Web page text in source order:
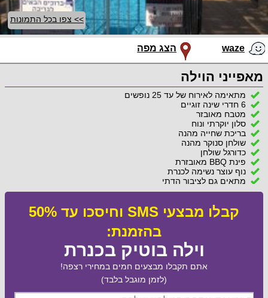
>> צפו בכל התמונות
waze הצג מפה
מאפייני הוילה
מתאימה לאירוח של עד 25 נופשים
6 חדרי שינה זוגיים
מטבח מאובזר
סלון יוקרתי ונוח
בריכת שחייה מהנה
שולחן סנוקר מהנה
כדורגל שולחן
פינת BBQ מאובזרת
נוף עוצר נשימה לכנרת
מתאים גם לציבור הדתי
קבלו מבצעי SMS וחיסכו עד 50%
בהזמנת:
וילה בוטיק בכנרת
אתם תקבלו מבצעים חמים במחירי רצפה!
(לזמן מוגבל בלבד)